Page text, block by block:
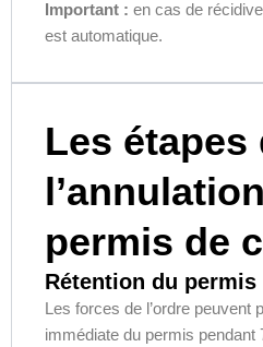
Important : en cas de
est automatique.
Les étapes
permis de
Rétention du permis
Les forces de l’ordre
immédiate du permis pendant